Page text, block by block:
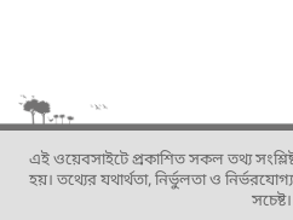
এই ওয়েবসাইটে প্রকাশিত সকল তথ্য
হয়। তথ্যের যথার্থতা, নির্ভুলতা ও
সচেষ্ট।